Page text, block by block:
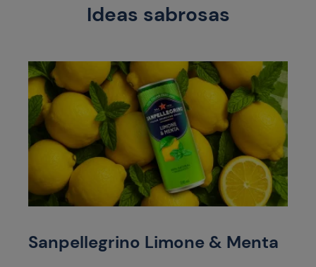
Ideas sabrosas
Sanpellegrino Limone & Menta